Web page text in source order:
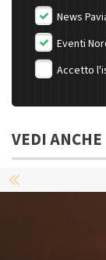
News
Eventi
Accetto
VEDI ANCHE